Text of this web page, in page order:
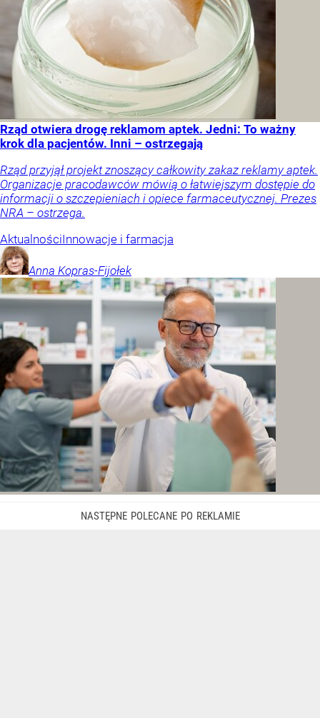
Rząd otwiera drogę reklamom aptek. Jedni: To ważny
krok dla pacjentów. Inni – ostrzegają
Rząd przyjął projekt znoszący całkowity zakaz reklamy aptek.
Organizacje pracodawców mówią o łatwiejszym dostępie do
informacji o szczepieniach i opiece farmaceutycznej. Prezes
NRA – ostrzega.
AktualnościInnowacje i farmacja
Anna Kopras-Fijołek